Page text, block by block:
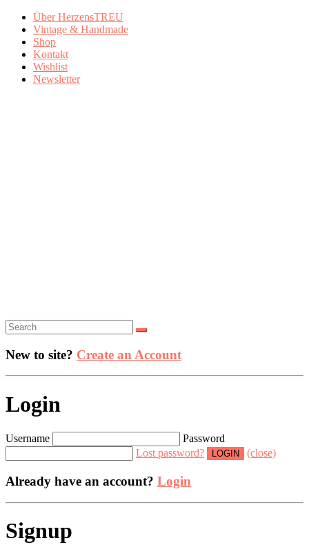
Über HerzensTREU
Vintage & Handmade
Shop
Kontakt
Wishlist
Newsletter
New to site? Create an Account
Login
Username
Password
Lost password?
(close)
Already have an account? Login
Signup